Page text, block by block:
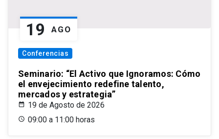
19 AGO
Conferencias
Seminario: “El Activo que Ignoramos: Cómo
el envejecimiento redefine talento,
mercados y estrategia”
19 de Agosto de 2026
09:00 a 11:00 horas